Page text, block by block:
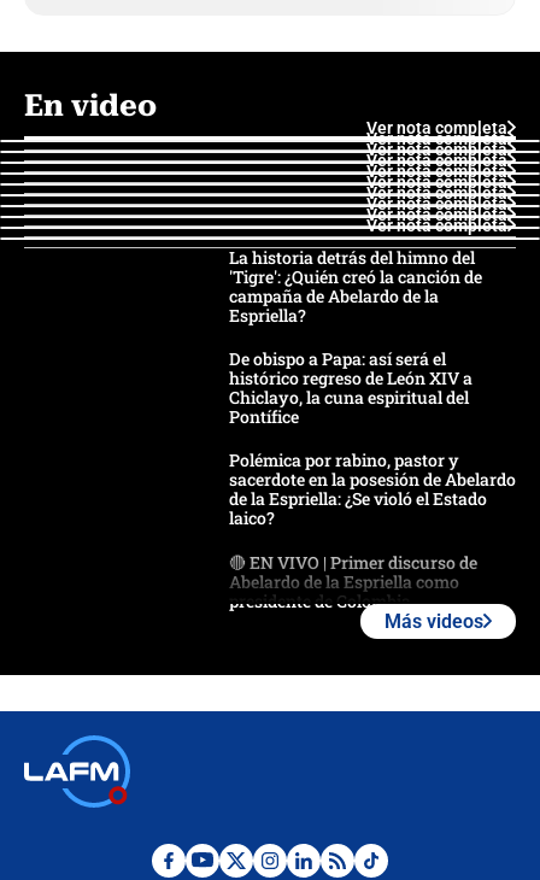
En video
Ver nota completa
Ver nota completa
Ver nota completa
Ver nota completa
Ver nota completa
Ver nota completa
Ver nota completa
Ver nota completa
Ver nota completa
Ver nota completa
La historia detrás del himno del
'Tigre': ¿Quién creó la canción de
campaña de Abelardo de la
Espriella?
De obispo a Papa: así será el
histórico regreso de León XIV a
Chiclayo, la cuna espiritual del
Pontífice
Polémica por rabino, pastor y
sacerdote en la posesión de Abelardo
de la Espriella: ¿Se violó el Estado
laico?
🔴 EN VIVO | Primer discurso de
Abelardo de la Espriella como
presidente de Colombia
Espriella en Cali inicia la
Desde dermatitis hasta infecciones:
Más videos